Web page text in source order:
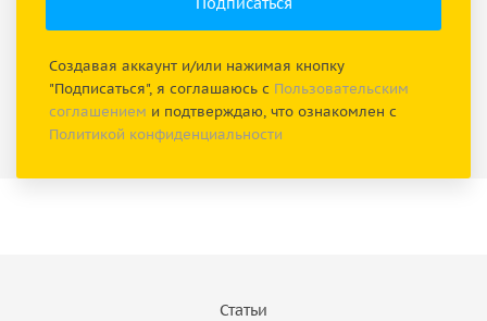
Создавая аккаунт и/или нажимая кнопку
"Подписаться", я соглашаюсь с Пользовательским
соглашением и подтверждаю, что ознакомлен с
Политикой конфиденциальности
Статьи